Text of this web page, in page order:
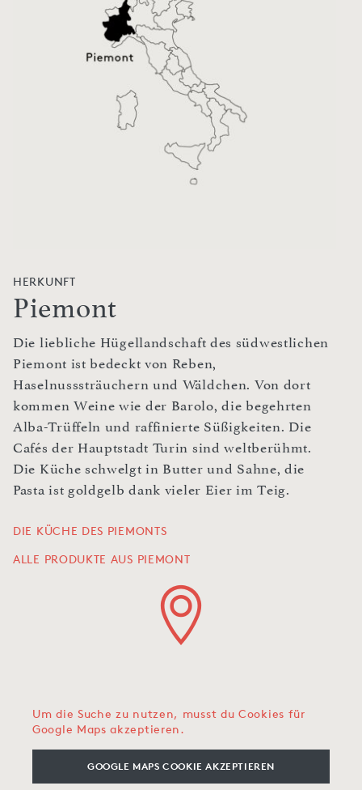
HERKUNFT
Piemont
Die liebliche Hügellandschaft des südwestlichen
Piemont ist bedeckt von Reben,
Haselnusssträuchern und Wäldchen. Von dort
kommen Weine wie der Barolo, die begehrten
Alba-Trüffeln und raffinierte Süßigkeiten. Die
Cafés der Hauptstadt Turin sind weltberühmt.
Die Küche schwelgt in Butter und Sahne, die
Pasta ist goldgelb dank vieler Eier im Teig.
DIE KÜCHE DES PIEMONTS
ALLE PRODUKTE AUS PIEMONT
Um die Suche zu nutzen, musst du Cookies für
Google Maps akzeptieren.
GOOGLE MAPS COOKIE AKZEPTIEREN